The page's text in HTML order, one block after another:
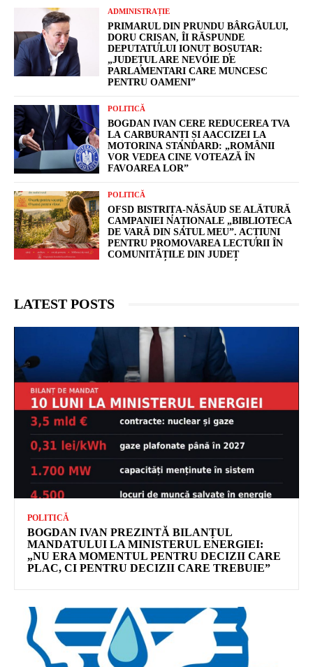
ADMINISTRAȚIE
PRIMARUL DIN PRUNDU BÂRGĂULUI,
DORU CRIȘAN, ÎI RĂSPUNDE
DEPUTATULUI IONUȚ BOȘUTAR:
„JUDEȚUL ARE NEVOIE DE
PARLAMENTARI CARE MUNCESC
PENTRU OAMENI”
POLITICĂ
BOGDAN IVAN CERE REDUCEREA TVA
LA CARBURANȚI ȘI AACCIZEI LA
MOTORINA STANDARD: „ROMÂNII
VOR VEDEA CINE VOTEAZĂ ÎN
FAVOAREA LOR”
POLITICĂ
OFSD BISTRIȚA-NĂSĂUD SE ALĂTURĂ
CAMPANIEI NAȚIONALE „BIBLIOTECA
DE VARĂ DIN SATUL MEU”. ACȚIUNI
PENTRU PROMOVAREA LECTURII ÎN
COMUNITĂȚILE DIN JUDEȚ
LATEST POSTS
POLITICĂ
BOGDAN IVAN PREZINTĂ BILANȚUL
MANDATULUI LA MINISTERUL ENERGIEI:
„NU ERA MOMENTUL PENTRU DECIZII CARE
PLAC, CI PENTRU DECIZII CARE TREBUIE”